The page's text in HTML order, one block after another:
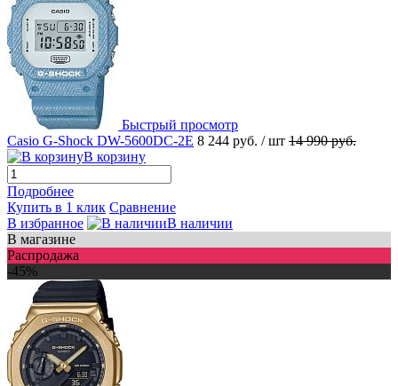
Быстрый просмотр
Casio G-Shock DW-5600DC-2E 8 244 руб. / шт 14 990 руб.
В корзину
Подробнее
Купить в 1 клик Сравнение
В избранное
В наличии
В магазине
Распродажа
-45%